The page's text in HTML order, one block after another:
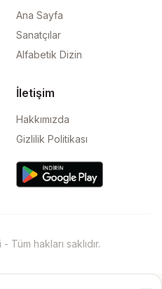
Ana Sayfa
Sanatçılar
Alfabetik Dizin
İletişim
Hakkımızda
Gizlilik Politikası
hakları saklıdır.